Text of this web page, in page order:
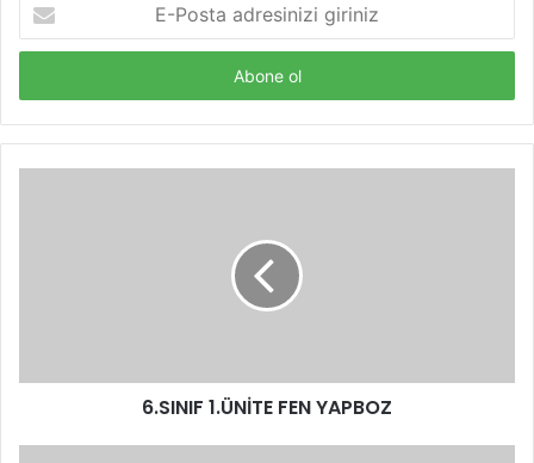
Posta
adresinizi
6.SINIF 1.ÜNİTE FEN YAPBOZ